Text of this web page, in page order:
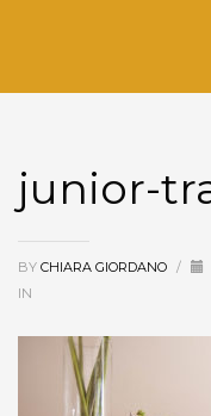
junior-
BY CHIARA GIORDANO /
IN